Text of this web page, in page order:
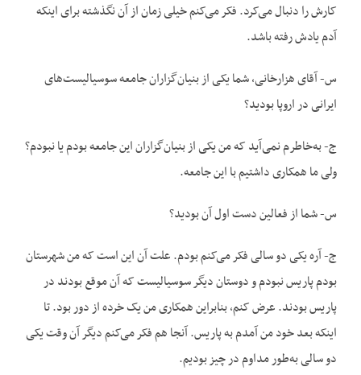
کارش را دنبال می‌کرد. فکر می‌کنم خیلی زمان از آن نگذشته برای اینکه
آدم یادش رفته باشد.
س- آقای هزارخانی، شما یکی از بنیان‌گزاران جامعه سوسیالیست‌های
ایرانی در اروپا بودید؟
ج- به‌خاطرم نمی‌آید که من یکی از بنیان‌گزاران این جامعه بودم یا نبودم؟
ولی ما همکاری داشتیم با این جامعه.
س- شما از فعالین دست اول آن بودید؟
ج- آره یکی دو سالی فکر می‌کنم بودم. علت آن این است که من شهرستان
بودم پاریس نبودم و دوستان دیگر سوسیالیست که آن موقع بودند در
پاریس بودند. عرض کنم، بنابراین همکاری من یک خرده از دور بود. تا
اینکه بعد خود من آمدم به پاریس. آنجا هم فکر می‌کنم دیگر آن وقت یکی
دو سالی به‌طور مداوم در چیز بودیم.